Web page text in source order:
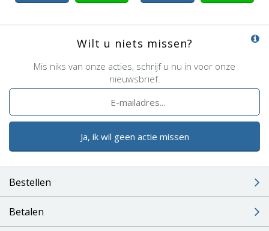
Wilt u niets missen?
Mis niks van onze acties, schrijf u nu in voor onze
nieuwsbrief.
Ja, ik wil geen actie missen
Bestellen
Betalen